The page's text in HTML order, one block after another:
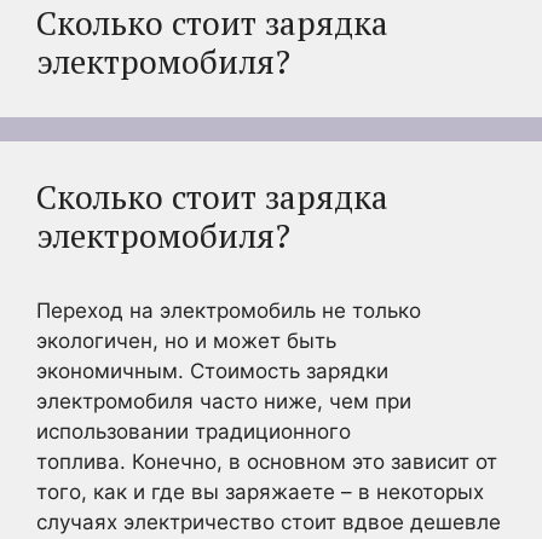
Сколько стоит зарядка
электромобиля?
Сколько стоит зарядка
электромобиля?
Переход на электромобиль не только
экологичен, но и может быть
экономичным. Стоимость зарядки
электромобиля часто ниже, чем при
использовании традиционного
топлива. Конечно, в основном это зависит от
того, как и где вы заряжаете – в некоторых
случаях электричество стоит вдвое дешевле